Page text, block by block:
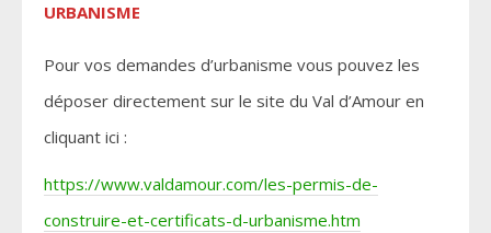
URBANISME
Pour vos demandes d’urbanisme vous pouvez les
déposer directement sur le site du Val d’Amour en
cliquant ici :
https://www.valdamour.com/les-permis-de-
construire-et-certificats-d-urbanisme.htm